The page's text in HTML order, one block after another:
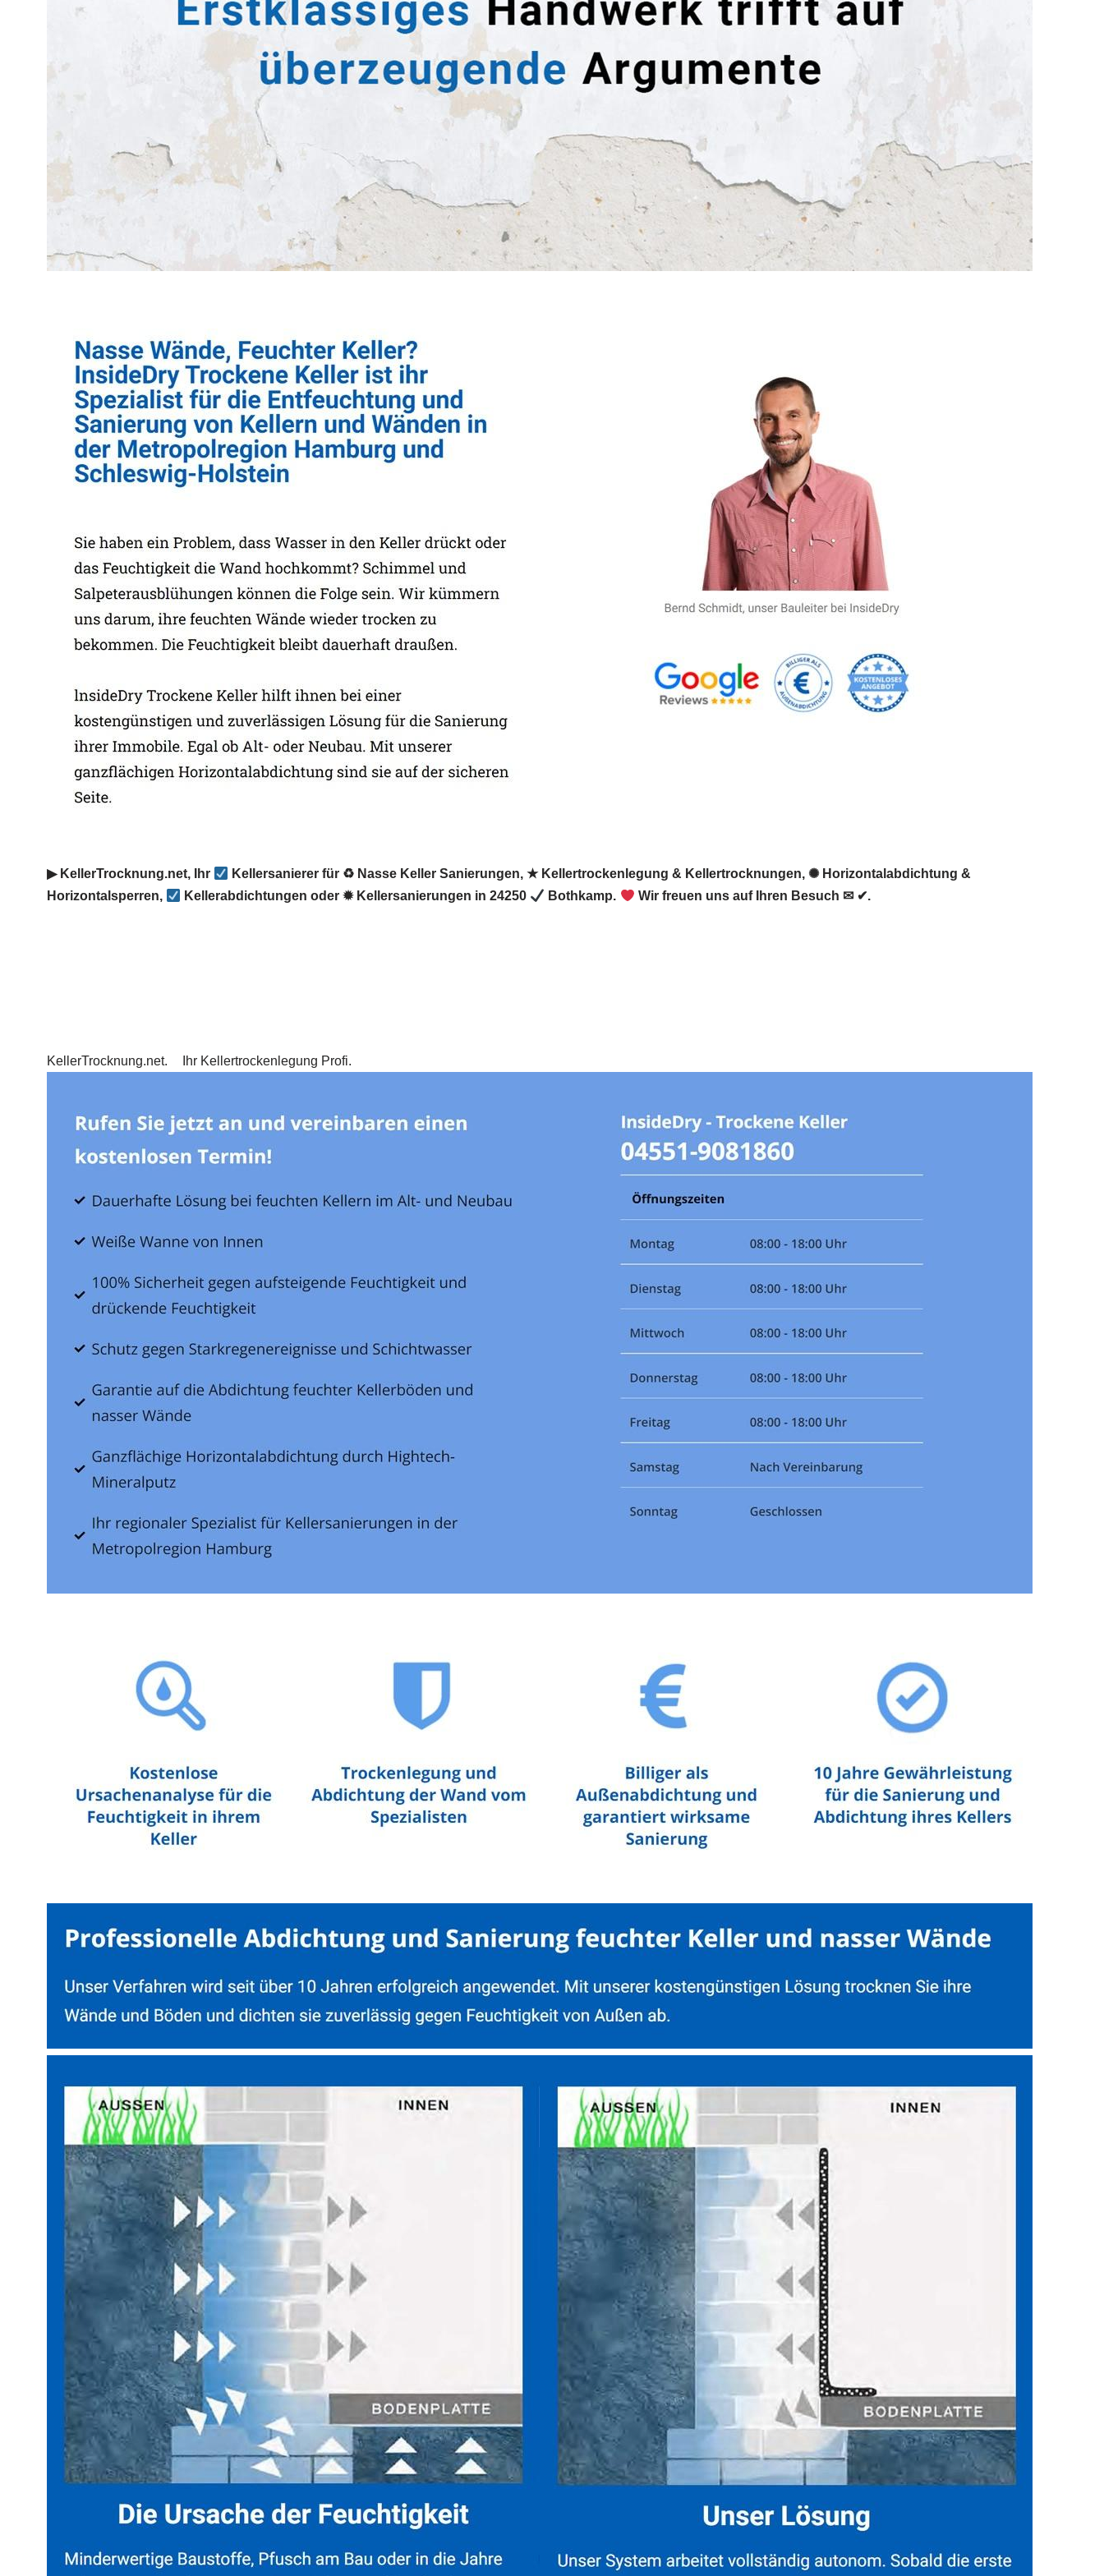
▶︎ KellerTrocknung.net, Ihr
Kellersanierer für ♻ Nasse Keller Sanierungen, ★ Kellertrockenlegung & Kellertrocknungen, ✺ Horizontalabdichtung &
Horizontalsperren,
Kellerabdichtungen oder ✹ Kellersanierungen in 24250 Bothkamp. Wir freuen uns auf Ihren Besuch ✉ ✔.
KellerTrocknung.net. Ihr Kellertrockenlegung Profi.